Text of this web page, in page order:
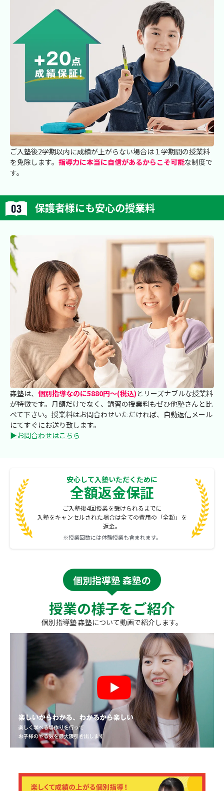
ご入塾後2学期以内に成績が上がらない場合は１学期間の授業料
を免除します。 指導力に本当に自信があるからこそ可能な制度で
す。
保護者様にも安心の授業料
森塾は、 個別指導なのに5880円～(税込)とリーズナブルな授業料
が特徴です。月額だけでなく、講習の授業料もぜひ他塾さんと比
べて下さい。授業料はお問合わせいただければ、自動返信メール
にてすぐにお送り致します。
▶お問合わせはこちら
安心して入塾いただくために
全額返金保証
ご入塾後4回授業を受けられるまでに
入塾をキャンセルされた場合は全ての費用の「全額」を
返金。
※授業回数には体験授業も含まれます。
個別指導塾 森塾の
授業の様子をご紹介
個別指導塾 森塾について動画で紹介します。